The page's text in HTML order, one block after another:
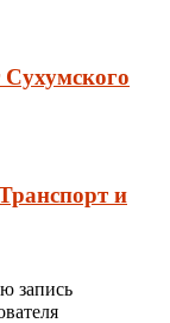
и
запись